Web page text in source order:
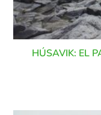
HÚSAVIK: EL